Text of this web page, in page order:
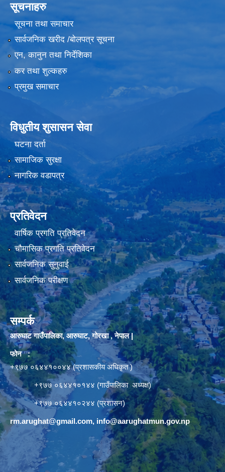
सूचनाहरु
सूचना तथा समाचार
सार्वजनिक खरीद /बोलपत्र सूचना
एन, कानुन तथा निर्देशिका
कर तथा शुल्कहरु
प्रमुख समाचार
विधुतीय शुसासन सेवा
घटना दर्ता
सामाजिक सुरक्षा
नागरिक वडापत्र
प्रतिवेदन
वार्षिक प्रगति प्रतिवेदन
चौमासिक प्रगति प्रतिवेदन
सार्वजनिक सुनुवाई
सार्वजनिक परीक्षण
सम्पर्क
आरुघाट गाउँपालिका, आरुघाट, गोरखा , नेपाल |
फोन :
+९७७ ०६४४१००४४ (प्रशासकीय अधिकृत )
+९७७ ०६४४१०१४४ (गाउँपालिका अध्यक्ष)
+९७७ ०६४४१०२४४ (प्रशासन)
rm.arughat@gmail.com, info@aarughatmun.gov.np